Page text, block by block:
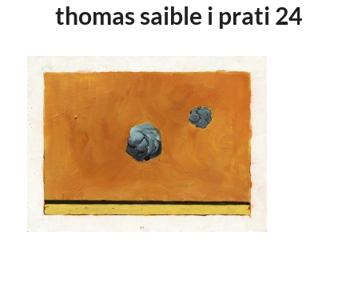
thomas saible i prati 24